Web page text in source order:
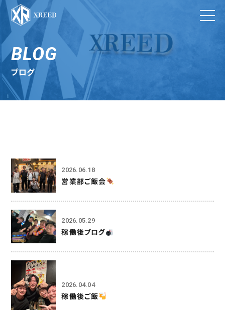
BLOG
ブログ
2026.06.18
営業部ご飯会
2026.05.29
稼働後ブログ
2026.04.04
稼働後ご飯